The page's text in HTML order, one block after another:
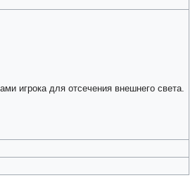
игрока для отсечения внешнего света.